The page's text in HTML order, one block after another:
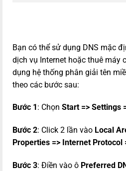
Bạn có thể sử dụng DNS mặc
dịch vụ Internet hoặc thuê máy
dụng hệ thống phân giải tên
theo các bước sau:
Bước 1 : Chọn Start => Settings
Bước 2: Click 2 lần vào Local
Properties => Internet Protocol
Bước 3: Điền vào ô Preferred